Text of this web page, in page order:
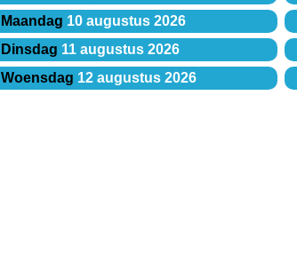
Maandag 10 augustus 2026
Dinsdag 11 augustus 2026
Woensdag 12 augustus 2026